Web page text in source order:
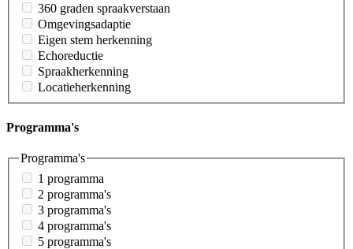
360 graden spraakverstaan
Omgevingsadaptie
Eigen stem herkenning
Echoreductie
Spraakherkenning
Locatieherkenning
Programma's
Programma's
1 programma
2 programma's
3 programma's
4 programma's
5 programma's